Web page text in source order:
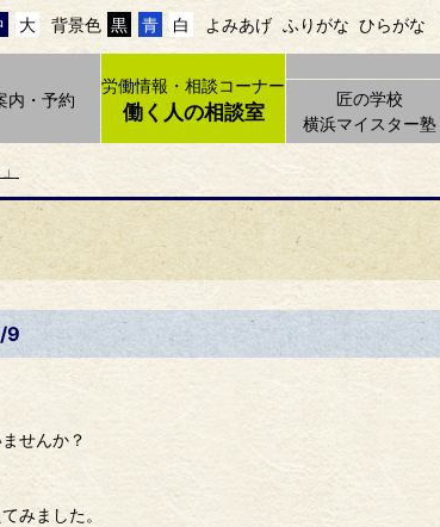
大 背景色 黒 青 白 よみあげ ふりがな ひらがな
内・予約
労働情報・相談コーナー
働く人の相談室
匠の学校
横浜マイスター塾
9
せんか？
みました。